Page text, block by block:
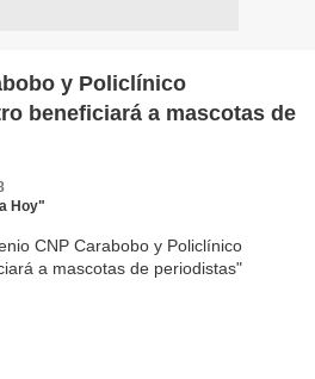
y Policlínico
beneficiará a mascotas de
Hoy"